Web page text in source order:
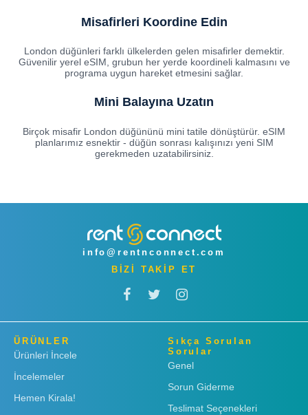
Misafirleri Koordine Edin
London düğünleri farklı ülkelerden gelen misafirler demektir.
Güvenilir yerel eSIM, grubun her yerde koordineli kalmasını ve
programa uygun hareket etmesini sağlar.
Mini Balayına Uzatın
Birçok misafir London düğününü mini tatile dönüştürür. eSIM
planlarımız esnektir - düğün sonrası kalışınızı yeni SIM
gerekmeden uzatabilirsiniz.
info@rentnconnect.com
BİZİ TAKİP ET
ÜRÜNLER
Ürünleri İncele
İncelemeler
Hemen Kirala!
Sıkça Sorulan
Sorular
Genel
Sorun Giderme
Teslimat Seçenekleri